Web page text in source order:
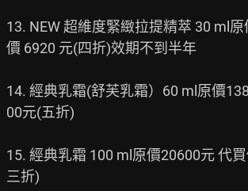
13. NEW 超維度緊緻拉提精萃 30 ml
價 6920 元(四折)效期不到半年
14. 經典乳霜(舒芙乳霜）60 ml原價
00元(五折)
15. 經典乳霜 100 ml原價20600元 代
三折)